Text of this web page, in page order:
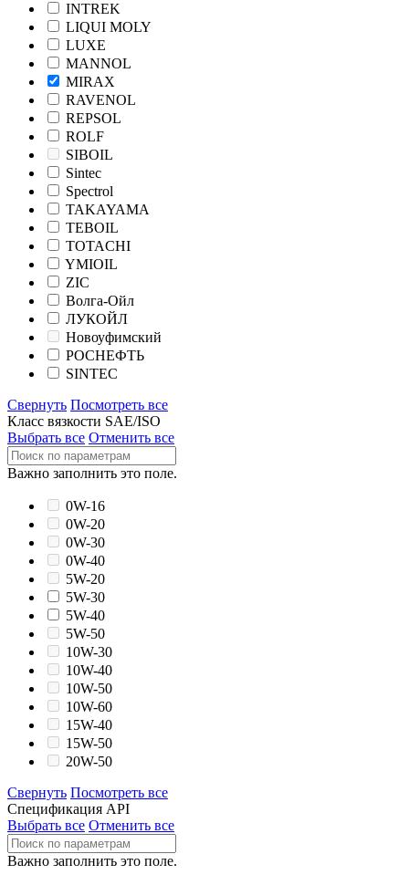
INTREK
LIQUI MOLY
LUXE
MANNOL
MIRAX
RAVENOL
REPSOL
ROLF
SIBOIL
Sintec
Spectrol
TAKAYAMA
TEBOIL
TOTACHI
YMIOIL
ZIC
Волга-Ойл
ЛУКОЙЛ
Новоуфимский
РОСНЕФТЬ
SINTEC
Свернуть Посмотреть все
Класс вязкости SAE/ISO
Выбрать все Отменить все
Важно заполнить это поле.
0W-16
0W-20
0W-30
0W-40
5W-20
5W-30
5W-40
5W-50
10W-30
10W-40
10W-50
10W-60
15W-40
15W-50
20W-50
Свернуть Посмотреть все
Спецификация API
Выбрать все Отменить все
Важно заполнить это поле.